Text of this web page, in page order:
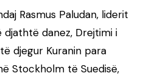
Rasmus Paludan, liderit
danez, Drejtimi i
djegur Kuranin para
Stockholm të Suedisë,